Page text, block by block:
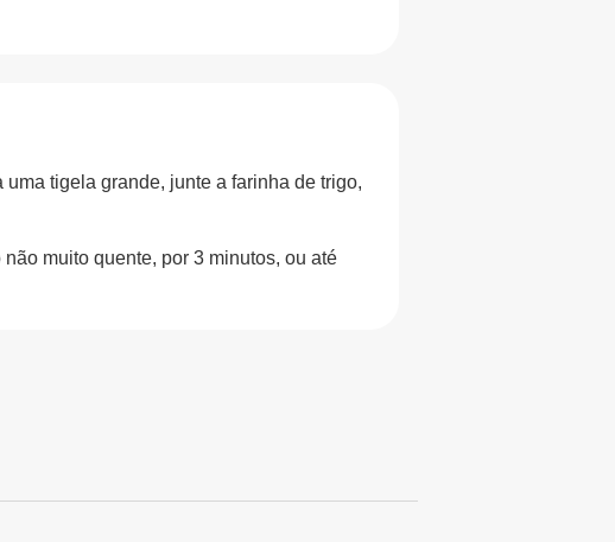
tigela grande, junte a farinha de trigo,
muito quente, por 3 minutos, ou até